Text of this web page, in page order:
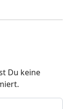
Du keine